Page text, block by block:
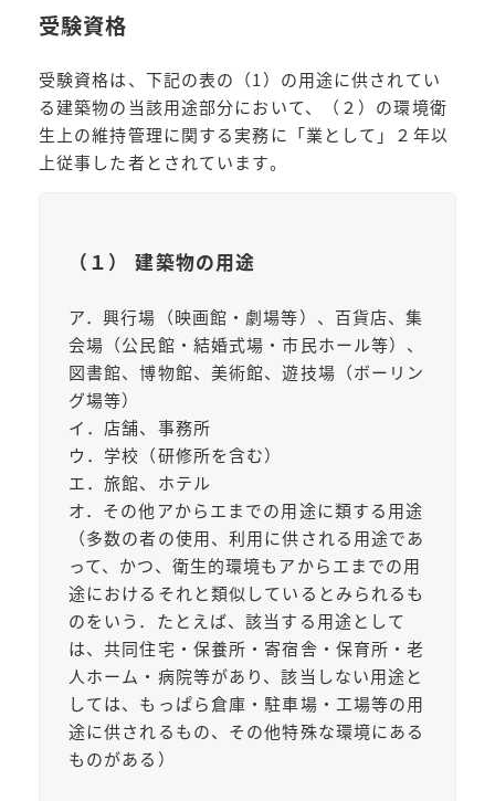
受験資格
受験資格は、下記の表の（1）の用途に供されてい
る建築物の当該用途部分において、（２）の環境衛
生上の維持管理に関する実務に「業として」２年以
上従事した者とされています。
（１） 建築物の用途
ア．興行場（映画館・劇場等）、百貨店、集
会場（公民館・結婚式場・市民ホール等）、
図書館、博物館、美術館、遊技場（ボーリン
グ場等）
イ．店舗、事務所
ウ．学校（研修所を含む）
エ．旅館、ホテル
オ．その他アからエまでの用途に類する用途
（多数の者の使用、利用に供される用途であ
って、かつ、衛生的環境もアからエまでの用
途におけるそれと類似しているとみられるも
のをいう．たとえば、該当する用途として
は、共同住宅・保養所・寄宿舎・保育所・老
人ホーム・病院等があり、該当しない用途と
しては、もっぱら倉庫・駐車場・工場等の用
途に供されるもの、その他特殊な環境にある
ものがある）